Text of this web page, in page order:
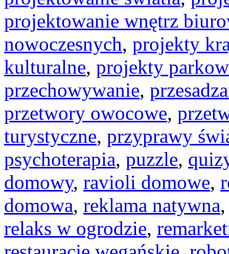
projektowanie wnętrz
nowoczesnych, projekty
kulturalne, projekty
przechowywanie,
przetwory owocowe,
turystyczne, przyprawy
psychoterapia, puzzle,
domowy, ravioli domowe,
domowa, reklama natywna
relaks w ogrodzie,